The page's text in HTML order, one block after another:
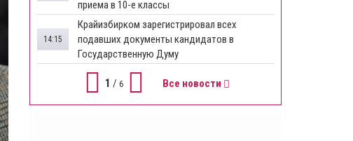
приема в 10-е классы
Крайизбирком зарегистрировал всех
подавших документы кандидатов в
Государственную Думу
14:15
1 / 6 Все новости